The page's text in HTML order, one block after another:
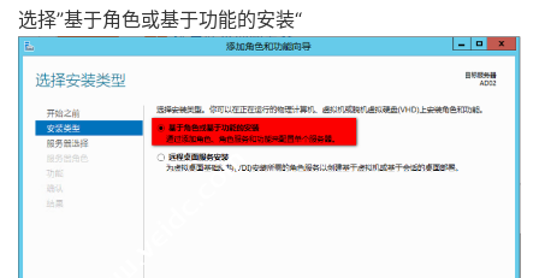
选择”基于角色或基于功能的安装“